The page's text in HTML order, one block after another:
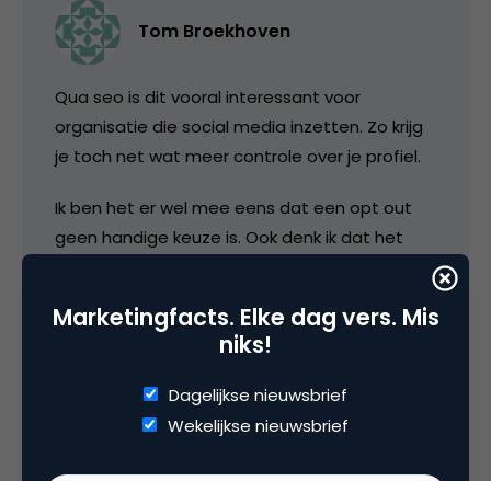
Tom Broekhoven
Qua seo is dit vooral interessant voor
organisatie die social media inzetten. Zo krijg
je toch net wat meer controle over je profiel.
Ik ben het er wel mee eens dat een opt out
geen handige keuze is. Ook denk ik dat het
(wel handig overigens om wat informatie over
sollicitanten van tevoren op te zoeken 😉 )
28 januari 2009 om 09:22
Marketingfacts. Elke dag vers. Mis
niks!
Dagelijkse nieuwsbrief
Wekelijkse nieuwsbrief